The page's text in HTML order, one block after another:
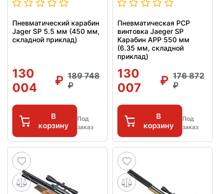
Пневматический карабин
Jager SP 5.5 мм (450 мм,
складной приклад)
130
004
189 748
В
корзину
Под
заказ
Пневматическая РСР
винтовка Jaeger SP
Карабин APP 550 мм
(6.35 мм, складной
приклад)
130
007
176 872
В
корзину
Под
заказ